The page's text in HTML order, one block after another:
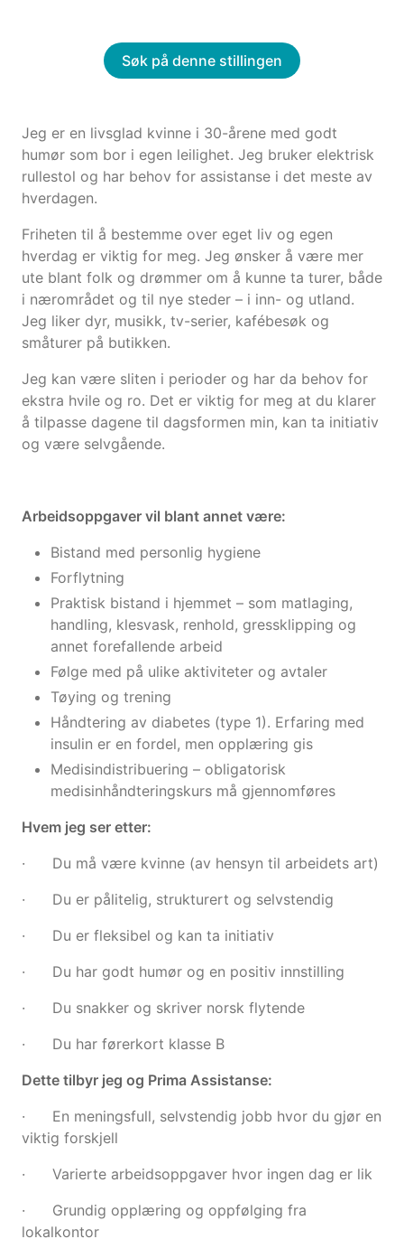
Søk på denne stillingen
Jeg er en livsglad kvinne i 30-årene med godt
humør som bor i egen leilighet. Jeg bruker elektrisk
rullestol og har behov for assistanse i det meste av
hverdagen.
Friheten til å bestemme over eget liv og egen
hverdag er viktig for meg. Jeg ønsker å være mer
ute blant folk og drømmer om å kunne ta turer, både
i nærområdet og til nye steder – i inn- og utland.
Jeg liker dyr, musikk, tv-serier, kafébesøk og
småturer på butikken.
Jeg kan være sliten i perioder og har da behov for
ekstra hvile og ro. Det er viktig for meg at du klarer
å tilpasse dagene til dagsformen min, kan ta initiativ
og være selvgående.
Arbeidsoppgaver vil blant annet være:
Bistand med personlig hygiene
Forflytning
Praktisk bistand i hjemmet – som matlaging,
handling, klesvask, renhold, gressklipping og
annet forefallende arbeid
Følge med på ulike aktiviteter og avtaler
Tøying og trening
Håndtering av diabetes (type 1). Erfaring med
insulin er en fordel, men opplæring gis
Medisindistribuering – obligatorisk
medisinhåndteringskurs må gjennomføres
Hvem jeg ser etter:
· Du må være kvinne (av hensyn til arbeidets art)
· Du er pålitelig, strukturert og selvstendig
· Du er fleksibel og kan ta initiativ
· Du har godt humør og en positiv innstilling
· Du snakker og skriver norsk flytende
· Du har førerkort klasse B
Dette tilbyr jeg og Prima Assistanse:
· En meningsfull, selvstendig jobb hvor du gjør en
viktig forskjell
· Varierte arbeidsoppgaver hvor ingen dag er lik
· Grundig opplæring og oppfølging fra
lokalkontor